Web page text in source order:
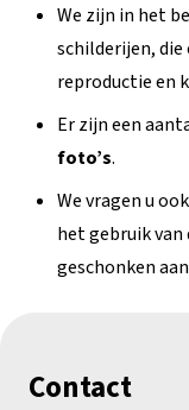
We zijn in het
schilderijen, die
reproductie en
Er zijn een
foto’s.
We vragen u
het gebruik van
geschonken
Contact